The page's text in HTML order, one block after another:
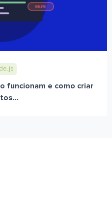
funcionam e como criar